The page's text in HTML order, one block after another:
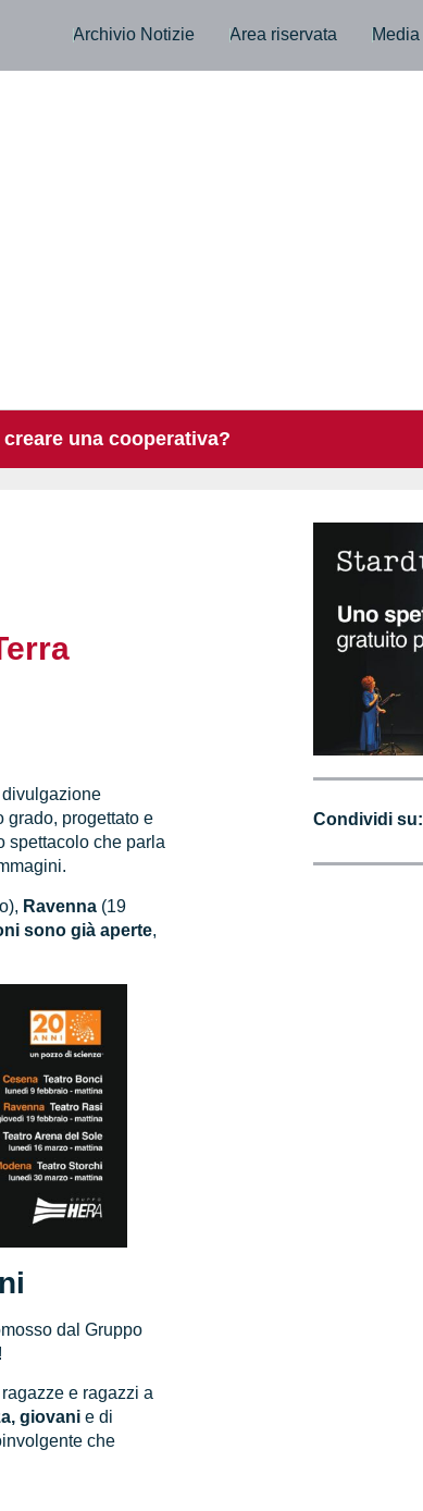
Archivio Notizie Area riservata Media
creare una cooperativa?
grado, progettato e
spettacolo che parla
Ravenna (19
sono già aperte,
dal Gruppo
e ragazzi a
giovanie di
che
Condividi su: